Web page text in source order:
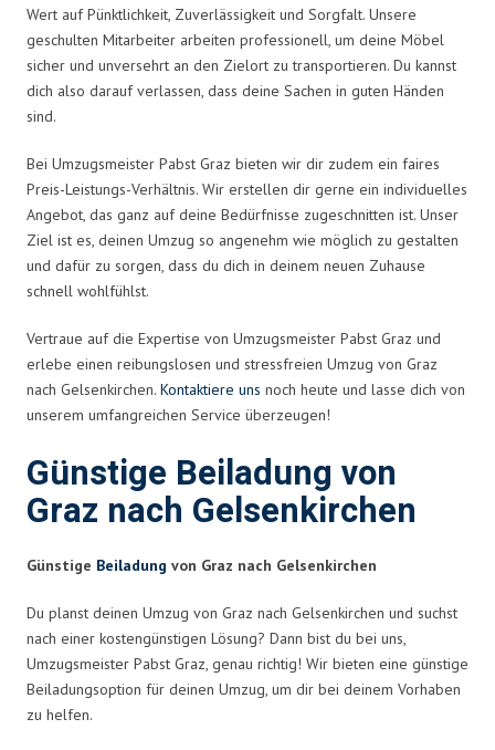
Wert auf Pünktlichkeit, Zuverlässigkeit und Sorgfalt. Unsere
geschulten Mitarbeiter arbeiten professionell, um deine Möbel
sicher und unversehrt an den Zielort zu transportieren. Du kannst
dich also darauf verlassen, dass deine Sachen in guten Händen
sind.
Bei Umzugsmeister Pabst Graz bieten wir dir zudem ein faires
Preis-Leistungs-Verhältnis. Wir erstellen dir gerne ein individuelles
Angebot, das ganz auf deine Bedürfnisse zugeschnitten ist. Unser
Ziel ist es, deinen Umzug so angenehm wie möglich zu gestalten
und dafür zu sorgen, dass du dich in deinem neuen Zuhause
schnell wohlfühlst.
Vertraue auf die Expertise von Umzugsmeister Pabst Graz und
erlebe einen reibungslosen und stressfreien Umzug von Graz
nach Gelsenkirchen. Kontaktiere uns noch heute und lasse dich von
unserem umfangreichen Service überzeugen!
Günstige Beiladung von
Graz nach Gelsenkirchen
Günstige Beiladung von Graz nach Gelsenkirchen
Du planst deinen Umzug von Graz nach Gelsenkirchen und suchst
nach einer kostengünstigen Lösung? Dann bist du bei uns,
Umzugsmeister Pabst Graz, genau richtig! Wir bieten eine günstige
Beiladungsoption für deinen Umzug, um dir bei deinem Vorhaben
zu helfen.